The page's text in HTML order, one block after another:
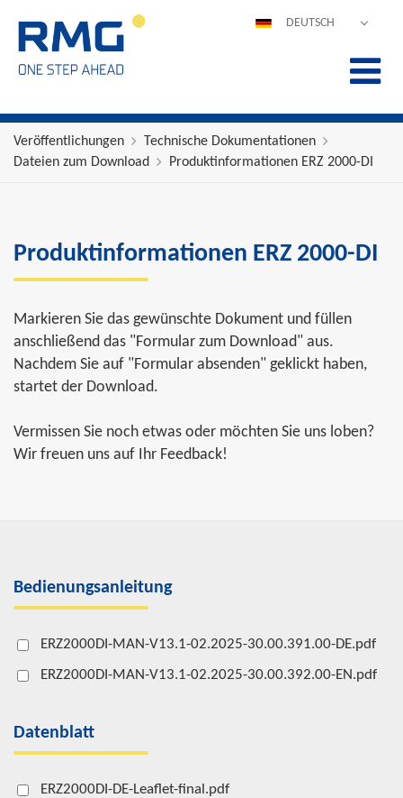
DEUTSCH
FRANÇAIS
ITALIANO
Veröffentlichungen
Technische Dokumentationen
Dateien zum Download
Produktinformationen ERZ 2000-DI
Produktinformationen ERZ 2000-DI
Markieren Sie das gewünschte Dokument und füllen
anschließend das "Formular zum Download" aus.
Nachdem Sie auf "Formular absenden" geklickt haben,
startet der Download.
Vermissen Sie noch etwas oder möchten Sie uns loben?
Wir freuen uns auf Ihr Feedback!
Bedienungsanleitung
ERZ2000DI-MAN-V13.1-02.2025-30.00.391.00-DE.pdf
ERZ2000DI-MAN-V13.1-02.2025-30.00.392.00-EN.pdf
Datenblatt
ERZ2000DI-DE-Leaflet-final.pdf